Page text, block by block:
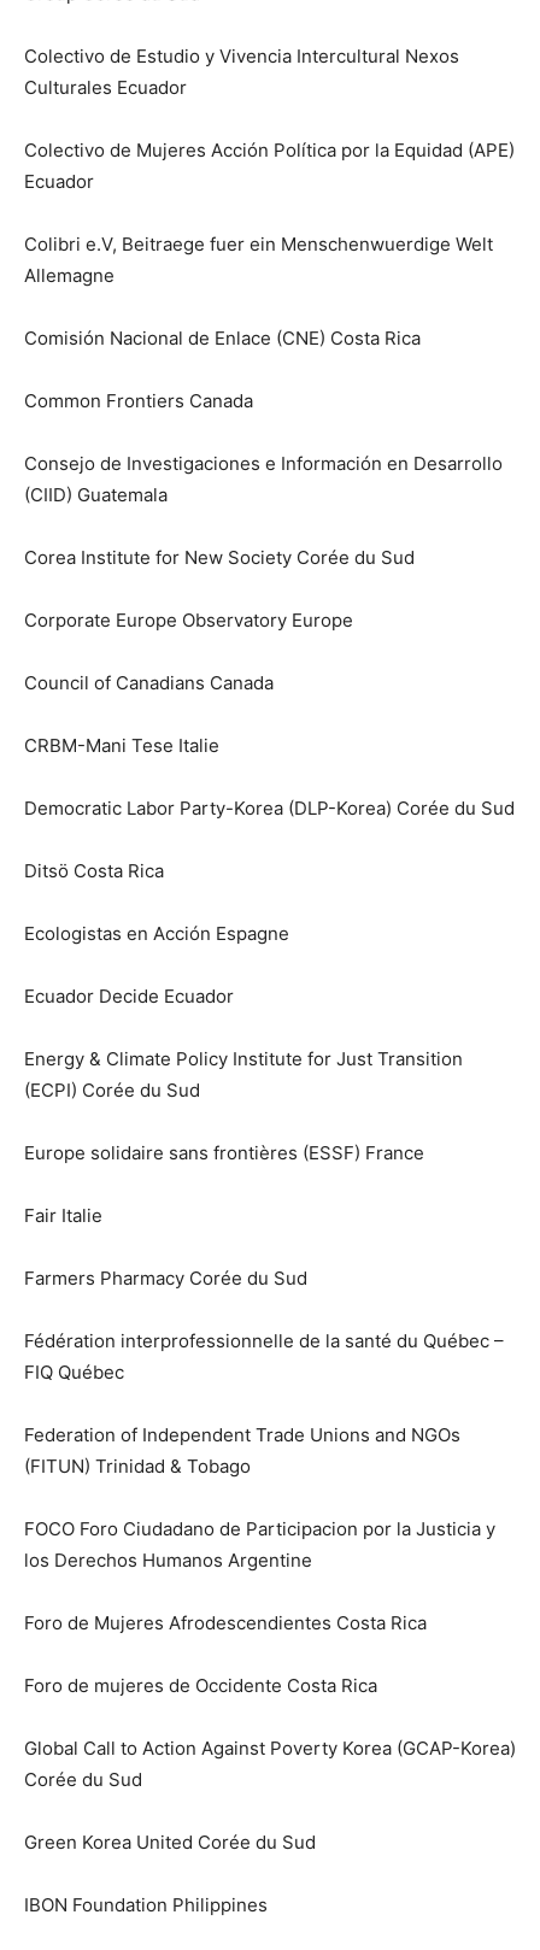
Colectivo de Estudio y Vivencia Intercultural Nexos
Culturales Ecuador
Colectivo de Mujeres Acción Política por la Equidad (APE)
Ecuador
Colibri e.V, Beitraege fuer ein Menschenwuerdige Welt
Allemagne
Comisión Nacional de Enlace (CNE) Costa Rica
Common Frontiers Canada
Consejo de Investigaciones e Información en Desarrollo
(CIID) Guatemala
Corea Institute for New Society Corée du Sud
Corporate Europe Observatory Europe
Council of Canadians Canada
CRBM-Mani Tese Italie
Democratic Labor Party-Korea (DLP-Korea) Corée du Sud
Ditsö Costa Rica
Ecologistas en Acción Espagne
Ecuador Decide Ecuador
Energy & Climate Policy Institute for Just Transition
(ECPI) Corée du Sud
Europe solidaire sans frontières (ESSF) France
Fair Italie
Farmers Pharmacy Corée du Sud
Fédération interprofessionnelle de la santé du Québec –
FIQ Québec
Federation of Independent Trade Unions and NGOs
(FITUN) Trinidad & Tobago
FOCO Foro Ciudadano de Participacion por la Justicia y
los Derechos Humanos Argentine
Foro de Mujeres Afrodescendientes Costa Rica
Foro de mujeres de Occidente Costa Rica
Global Call to Action Against Poverty Korea (GCAP-Korea)
Corée du Sud
Green Korea United Corée du Sud
IBON Foundation Philippines